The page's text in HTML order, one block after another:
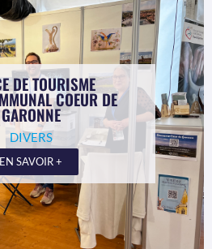
DE TOURISME
COEUR DE
GARONNE
DIVERS
EN SAVOIR +